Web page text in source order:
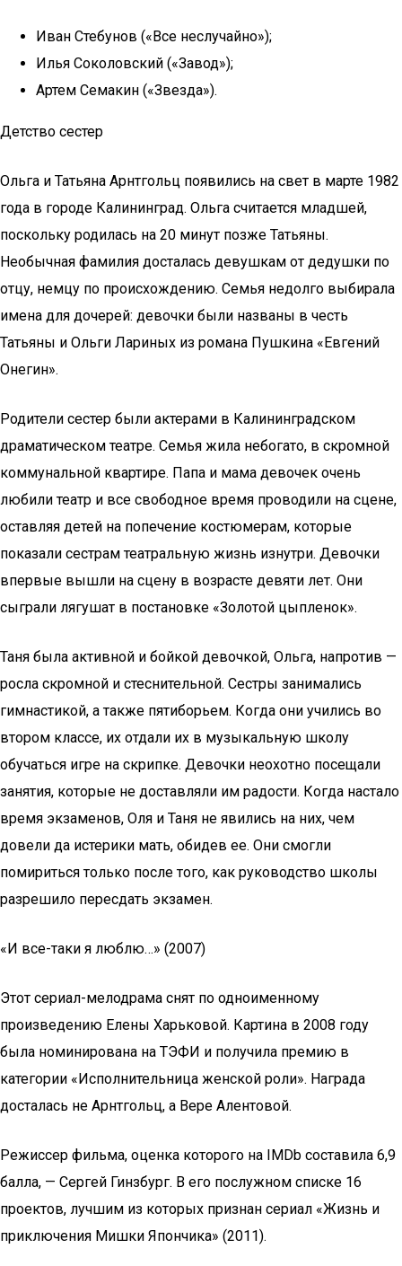
Иван Стебунов («Все неслучайно»);
Илья Соколовский («Завод»);
Артем Семакин («Звезда»).
Детство сестер
Ольга и Татьяна Арнтгольц появились на свет в марте 1982
года в городе Калининград. Ольга считается младшей,
поскольку родилась на 20 минут позже Татьяны.
Необычная фамилия досталась девушкам от дедушки по
отцу, немцу по происхождению. Семья недолго выбирала
имена для дочерей: девочки были названы в честь
Татьяны и Ольги Лариных из романа Пушкина «Евгений
Онегин».
Родители сестер были актерами в Калининградском
драматическом театре. Семья жила небогато, в скромной
коммунальной квартире. Папа и мама девочек очень
любили театр и все свободное время проводили на сцене,
оставляя детей на попечение костюмерам, которые
показали сестрам театральную жизнь изнутри. Девочки
впервые вышли на сцену в возрасте девяти лет. Они
сыграли лягушат в постановке «Золотой цыпленок».
Таня была активной и бойкой девочкой, Ольга, напротив —
росла скромной и стеснительной. Сестры занимались
гимнастикой, а также пятиборьем. Когда они учились во
втором классе, их отдали их в музыкальную школу
обучаться игре на скрипке. Девочки неохотно посещали
занятия, которые не доставляли им радости. Когда настало
время экзаменов, Оля и Таня не явились на них, чем
довели да истерики мать, обидев ее. Они смогли
помириться только после того, как руководство школы
разрешило пересдать экзамен.
«И все-таки я люблю…» (2007)
Этот сериал-мелодрама снят по одноименному
произведению Елены Харьковой. Картина в 2008 году
была номинирована на ТЭФИ и получила премию в
категории «Исполнительница женской роли». Награда
досталась не Арнтгольц, а Вере Алентовой.
Режиссер фильма, оценка которого на IMDb составила 6,9
балла, — Сергей Гинзбург. В его послужном списке 16
проектов, лучшим из которых признан сериал «Жизнь и
приключения Мишки Япончика» (2011).